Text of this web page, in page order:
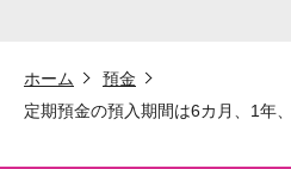
ホーム
預金
定期預金の預入期間は6カ月、1年